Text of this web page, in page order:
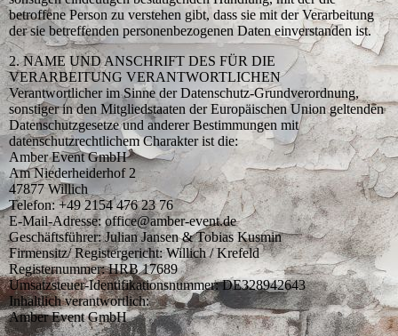
betroffene Person zu verstehen gibt, dass sie mit der Verarbeitung
der sie betreffenden personenbezogenen Daten einverstanden ist.
2. NAME UND ANSCHRIFT DES FÜR DIE
VERARBEITUNG VERANTWORTLICHEN
Verantwortlicher im Sinne der Datenschutz-Grundverordnung,
sonstiger in den Mitgliedstaaten der Europäischen Union geltenden
Datenschutzgesetze und anderer Bestimmungen mit
datenschutzrechtlichem Charakter ist die:
Amber Event GmbH
Am Niederheiderhof 2
47877 Willich
Telefon: +49 2154 476 23 76
E-Mail-Adresse: office@amber-event.de
Geschäftsführer: Julian Jansen & Tobias Kusmin
Firmensitz/ Registergericht: Willich / Krefeld
Registernummer: HRB 17689
Umsatzsteuer-Identifikationsnummer: DE328942643
Inhaltlich verantwortlich:
Amber Event GmbH